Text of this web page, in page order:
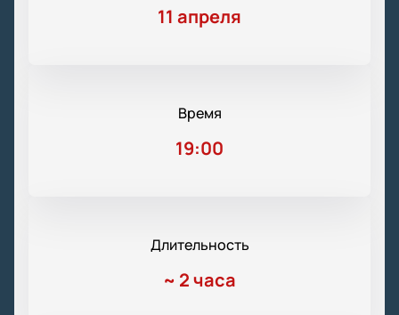
11 апреля
Время
19:00
Длительность
~ 2 часа